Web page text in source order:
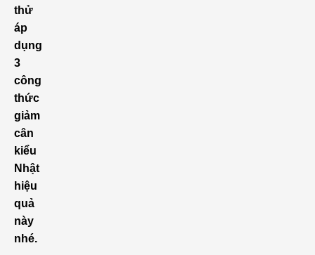
thử
áp
dụng
3
công
thức
giảm
cân
kiểu
Nhật
hiệu
quả
này
nhé.